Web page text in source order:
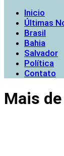
Inicio
Últimas
Brasil
Bahia
Salvador
Política
Contato
Mais